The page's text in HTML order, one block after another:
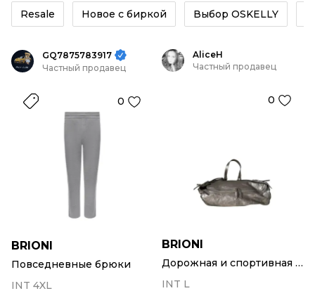
заказывайте на сайте или в приложении OSKELLY с
целой экосистемой инструментов.
Resale Новое с биркой Выбор OSKELLY
GQ7875783917
Частный продавец
0
BRIONI
Повседневные брюки
INT 4XL
AliceH
Частный продавец
0
BRIONI
Дорожная и спортивная сумка
INT L